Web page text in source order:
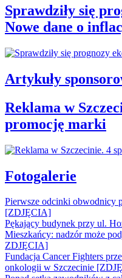
Sprawdziły się
Nowe dane o
Artykuły
Reklama w
promocję marki
Fotogalerie
Pierwsze odcinki obwodnicy
[ZDJĘCIA]
Pękający budynek przy ul.
Mieszkańcy: nadzór może
ZDJĘCIA]
Fundacja Cancer Fighters
onkologii w Szczecinie